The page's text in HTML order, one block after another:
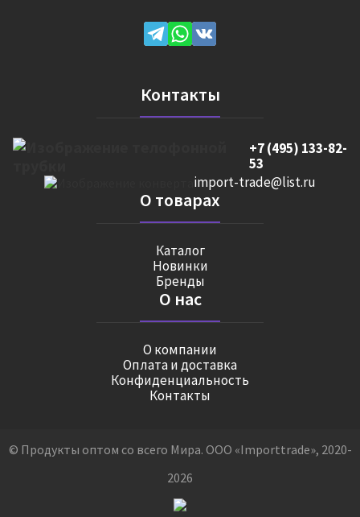
Контакты
+7 (495) 133-82-
53
import-trade@list.ru
О товарах
Каталог
Новинки
Бренды
О нас
О компании
Оплата и доставка
Конфиденциальность
Контакты
© Продукты оптом со всего Мира. ООО «Importtrade», 2020-
2026